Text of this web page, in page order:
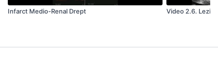
Infarct Medio-Renal Drept Video 2.6.